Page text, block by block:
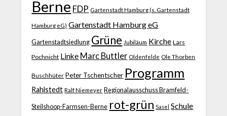
Berne FDP Gartenstadt Hamburg (s. Gartenstadt
Hamburg eG) Gartenstadt Hamburg eG
Gartenstadtsiedlung Grüne Jubiläum Kirche Lars
Pochnicht Linke Marc Buttler Oldenfelde Ole Thorben
Buschhüter Peter Tschentscher Programm
Rahlstedt Ralf Niemeyer Regionalausschuss Bramfeld-
Steilshoop-Farmsen-Berne rot-grün Sasel Schule